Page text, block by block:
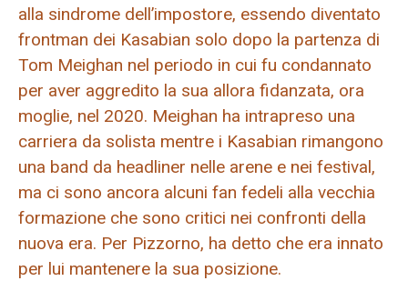
alla sindrome dell’impostore, essendo diventato
frontman dei Kasabian solo dopo la partenza di
Tom Meighan nel periodo in cui fu condannato
per aver aggredito la sua allora fidanzata, ora
moglie, nel 2020. Meighan ha intrapreso una
carriera da solista mentre i Kasabian rimangono
una band da headliner nelle arene e nei festival,
ma ci sono ancora alcuni fan fedeli alla vecchia
formazione che sono critici nei confronti della
nuova era. Per Pizzorno, ha detto che era innato
per lui mantenere la sua posizione.